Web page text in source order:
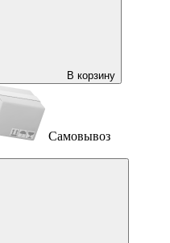
В корзину
Самовывоз